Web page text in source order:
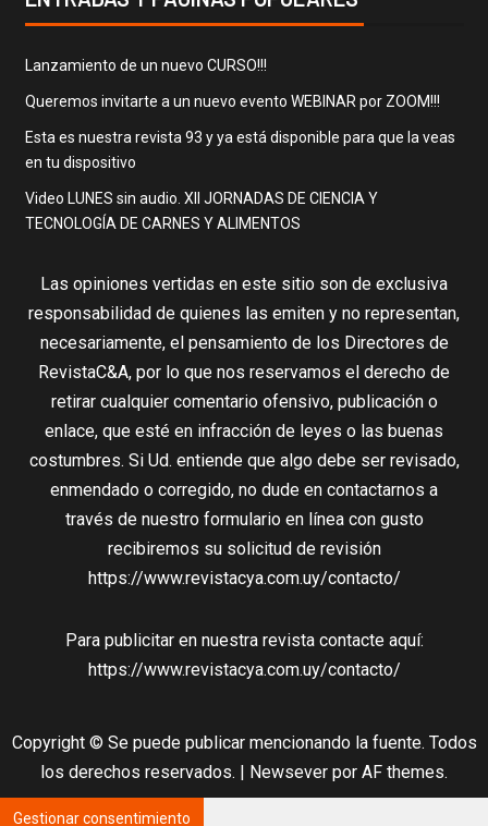
Lanzamiento de un nuevo CURSO!!!
Queremos invitarte a un nuevo evento WEBINAR por ZOOM!!!
Esta es nuestra revista 93 y ya está disponible para que la veas
en tu dispositivo
Video LUNES sin audio. XII JORNADAS DE CIENCIA Y
TECNOLOGÍA DE CARNES Y ALIMENTOS
Las opiniones vertidas en este sitio son de exclusiva
responsabilidad de quienes las emiten y no representan,
necesariamente, el pensamiento de los Directores de
RevistaC&A, por lo que nos reservamos el derecho de
retirar cualquier comentario ofensivo, publicación o
enlace, que esté en infracción de leyes o las buenas
costumbres. Si Ud. entiende que algo debe ser revisado,
enmendado o corregido, no dude en contactarnos a
través de nuestro formulario en línea con gusto
recibiremos su solicitud de revisión
https://www.revistacya.com.uy/contacto/
Para publicitar en nuestra revista contacte aquí:
https://www.revistacya.com.uy/contacto/
Copyright © Se puede publicar mencionando la fuente. Todos
los derechos reservados. | Newsever por AF themes.
Gestionar consentimiento